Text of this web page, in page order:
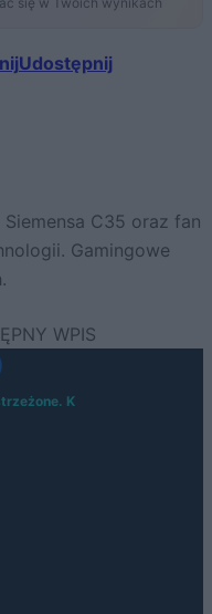
Udostępnij
C35 oraz fan
Gamingowe
K